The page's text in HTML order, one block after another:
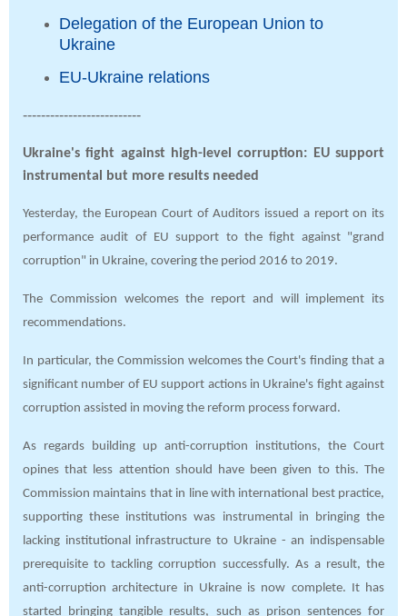
Delegation of the European Union to
Ukraine
EU-Ukraine relations
--------------------------
Ukraine's fight against high-level corruption: EU support
instrumental but more results needed
Yesterday, the European Court of Auditors issued a report on its
performance audit of EU support to the fight against "grand
corruption" in Ukraine, covering the period 2016 to 2019.
The Commission welcomes the report and will implement its
recommendations.
In particular, the Commission welcomes the Court's finding that a
significant number of EU support actions in Ukraine's fight against
corruption assisted in moving the reform process forward.
As regards building up anti-corruption institutions, the Court
opines that less attention should have been given to this. The
Commission maintains that in line with international best practice,
supporting these institutions was instrumental in bringing the
lacking institutional infrastructure to Ukraine - an indispensable
prerequisite to tackling corruption successfully. As a result, the
anti-corruption architecture in Ukraine is now complete. It has
started bringing tangible results, such as prison sentences for